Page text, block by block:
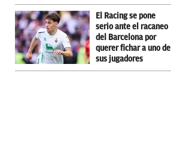
El Racing se pone
serio ante el racaneo
del Barcelona por
querer fichar a uno de
sus jugadores